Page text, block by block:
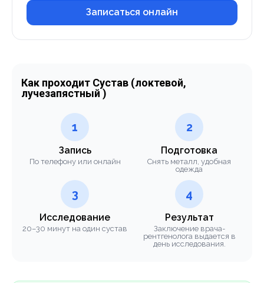
Записаться онлайн
Как проходит Сустав (локтевой,
лучезапястный )
1
Запись
По телефону или онлайн
2
Подготовка
Снять металл, удобная
одежда
3
Исследование
20–30 минут на один сустав
4
Результат
Заключение врача-
рентгенолога выдается в
день исследования.